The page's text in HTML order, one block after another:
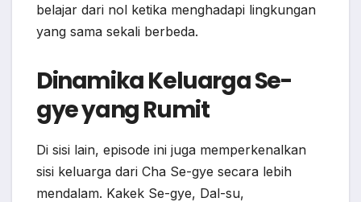
belajar dari nol ketika menghadapi lingkungan
yang sama sekali berbeda.
Dinamika Keluarga Se-
gye yang Rumit
Di sisi lain, episode ini juga memperkenalkan
sisi keluarga dari Cha Se-gye secara lebih
mendalam. Kakek Se-gye, Dal-su,